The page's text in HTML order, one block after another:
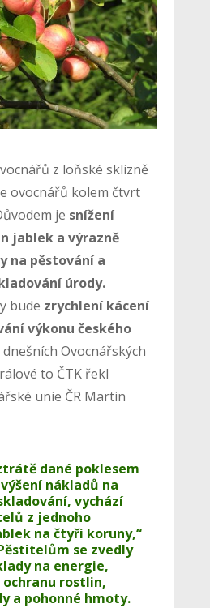
z loňské sklizně
ovocnářů kolem čtvrt
je snížení
jablek a výrazně
na pěstování a
úrody.
bude zrychlení kácení
výkonu českého
Ovocnářských
to ČTK řekl
unie ČR Martin
dané poklesem
nákladů na
vychází
z jednoho
na čtyři koruny,“
se zvedly
na energie,
rostlin,
a pohonné hmoty.